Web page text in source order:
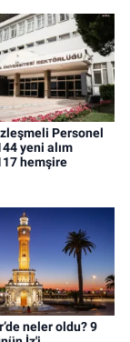
Personel
yeni alım
hemşire
neler oldu? 9